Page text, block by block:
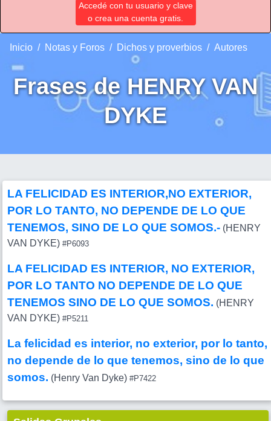
Accedé con tu usuario y clave
o crea una cuenta gratis.
Inicio Notas y Foros Dichos y proverbios Autores
Frases de HENRY VAN
DYKE
LA FELICIDAD ES INTERIOR,NO EXTERIOR,
POR LO TANTO, NO DEPENDE DE LO QUE
TENEMOS, SINO DE LO QUE SOMOS.- (HENRY
VAN DYKE) #P6093
LA FELICIDAD ES INTERIOR, NO EXTERIOR,
POR LO TANTO NO DEPENDE DE LO QUE
TENEMOS SINO DE LO QUE SOMOS. (HENRY
VAN DYKE) #P5211
La felicidad es interior, no exterior, por lo tanto,
no depende de lo que tenemos, sino de lo que
somos. (Henry Van Dyke) #P7422